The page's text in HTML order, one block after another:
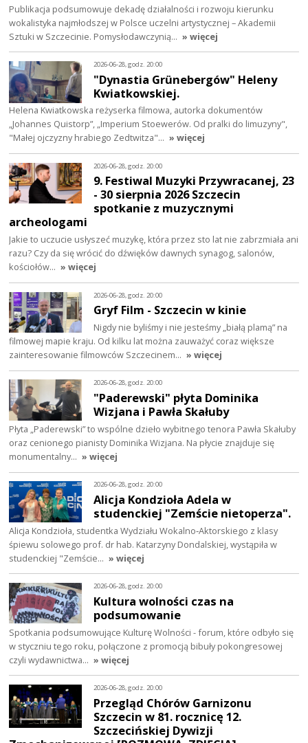
Publikacja podsumowuje dekadę działalności i rozwoju kierunku
wokalistyka najmłodszej w Polsce uczelni artystycznej – Akademii
Sztuki w Szczecinie. Pomysłodawczynią… » więcej
2026-06-28, godz. 20:00
"Dynastia Grünebergów" Heleny
Kwiatkowskiej.
Helena Kwiatkowska reżyserka filmowa, autorka dokumentów
„Johannes Quistorp”, „Imperium Stoewerów. Od pralki do limuzyny",
"Małej ojczyzny hrabiego Zedtwitza"… » więcej
2026-06-28, godz. 20:00
9. Festiwal Muzyki Przywracanej, 23
- 30 sierpnia 2026 Szczecin
spotkanie z muzycznymi
archeologami
Jakie to uczucie usłyszeć muzykę, która przez sto lat nie zabrzmiała ani
razu? Czy da się wrócić do dźwięków dawnych synagog, salonów,
kościołów… » więcej
2026-06-28, godz. 20:00
Gryf Film - Szczecin w kinie
Nigdy nie byliśmy i nie jesteśmy „białą plamą” na
filmowej mapie kraju. Od kilku lat można zauważyć coraz większe
zainteresowanie filmowców Szczecinem… » więcej
2026-06-28, godz. 20:00
"Paderewski" płyta Dominika
Wizjana i Pawła Skałuby
Płyta „Paderewski” to wspólne dzieło wybitnego tenora Pawła Skałuby
oraz cenionego pianisty Dominika Wizjana. Na płycie znajduje się
monumentalny… » więcej
2026-06-28, godz. 20:00
Alicja Kondzioła Adela w
studenckiej "Zemście nietoperza".
Alicja Kondzioła, studentka Wydziału Wokalno‑Aktorskiego z klasy
śpiewu solowego prof. dr hab. Katarzyny Dondalskiej, wystąpiła w
studenckiej "Zemście… » więcej
2026-06-28, godz. 20:00
Kultura wolności czas na
podsumowanie
Spotkania podsumowujące Kulturę Wolności - forum, które odbyło się
w styczniu tego roku, połączone z promocją bibuły pokongresowej
czyli wydawnictwa… » więcej
2026-06-28, godz. 20:00
Przegląd Chórów Garnizonu
Szczecin w 81. rocznicę 12.
Szczecińskiej Dywizji